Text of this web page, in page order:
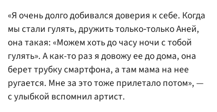
«Я очень долго добивался доверия к себе. Когда
мы стали гулять, дружить только‑только Аней,
она такая: «Можем хоть до часу ночи с тобой
гулять». А как-то раз я довожу ее до дома, она
берет трубку смартфона, а там мама на нее
ругается. Мне за это тоже прилетало потом», —
с улыбкой вспомнил артист.